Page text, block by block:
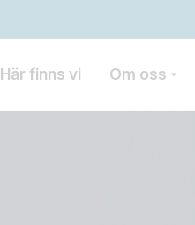
Här finns vi Om oss